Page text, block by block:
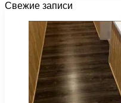
Свежие записи